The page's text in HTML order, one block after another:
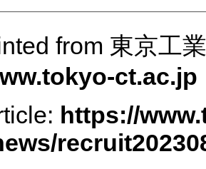
from 東京工
ct.ac.jp
https://